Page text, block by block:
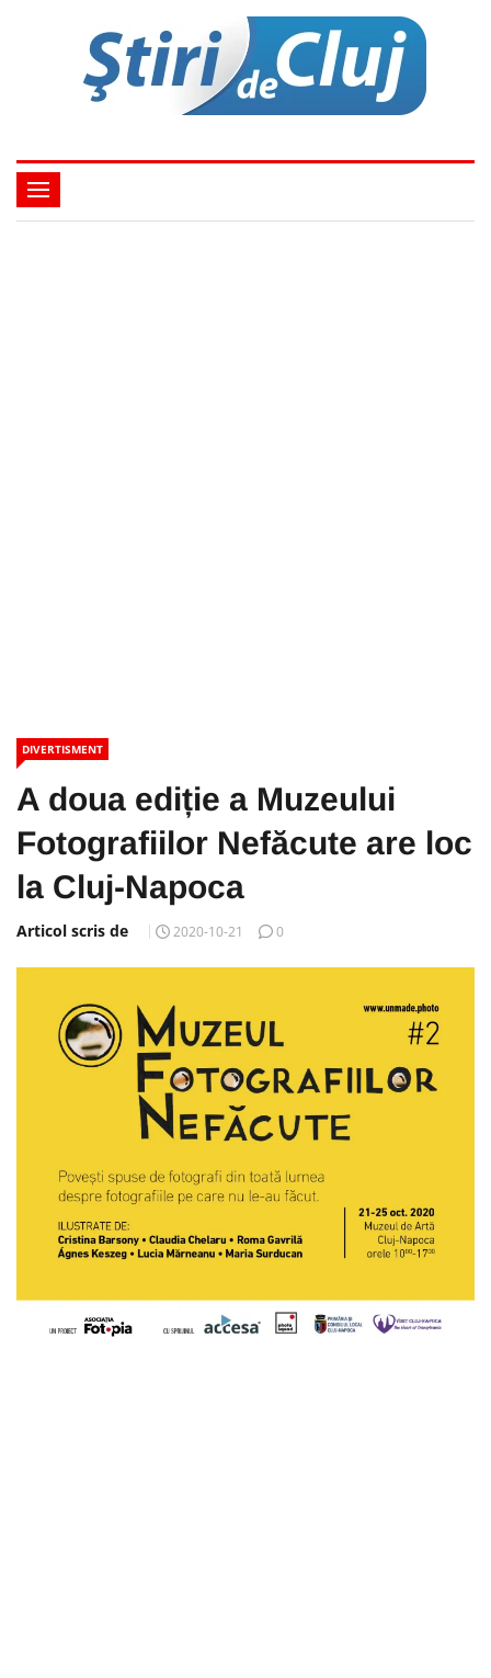
DIVERTISMENT
A doua ediție a Muzeului
Fotografiilor Nefăcute are loc
la Cluj-Napoca
Articol scris de 2020-10-21 0